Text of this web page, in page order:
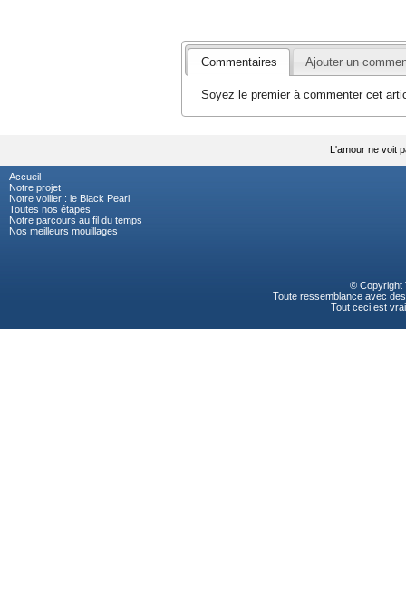
Commentaires Ajouter un
Soyez le premier à commenter cet
L'amour ne voit
Accueil
Notre projet
Notre voilier : le Black Pearl
Toutes nos étapes
Notre parcours au fil du temps
Nos meilleurs mouillages
© Copyright
Toute ressemblance avec
Tout ceci est